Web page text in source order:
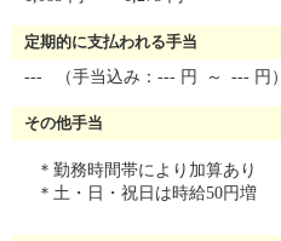
定期的に支払われる手当
---
（手当込み：--- 円 ～ --- 円）
その他手当
＊勤務時間帯により加算あり
＊土・日・祝日は時給50円増